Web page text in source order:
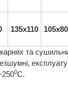
135х110 105x80
та
0С.